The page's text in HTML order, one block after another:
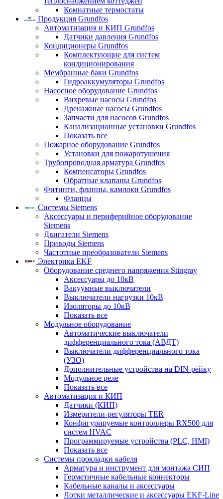
Комнатные термостаты
Продукция Grundfos
Автоматизация и КИП Grundfos
Датчики давления Grundfos
Кондиционеры Grundfos
Комплектующие для систем
кондиционирования
Мембранные баки Grundfos
Гидроаккумуляторы Grundfos
Насосное оборудование Grundfos
Вихревые насосы Grundfos
Дренажные насосы Grundfos
Запчасти для насосов Grundfos
Канализационные установки Grundfos
Показать все
Пожарное оборудование Grundfos
Установки для пожаротушения
Трубопроводная арматура Grundfos
Компенсаторы Grundfos
Обратные клапаны Grundfos
Фитинги, фланцы, камлоки Grundfos
Фланцы
Системы Siemens
Аксессуары и периферийное оборудование
Siemens
Двигатели Siemens
Приводы Siemens
Частотные преобразователи Siemens
Электрика EKF
Оборудование среднего напряжения Stingray
Аксессуары до 10кВ
Вакуумные выключатели
Выключатели нагрузки 10кВ
Изоляторы до 10кВ
Показать все
Модульное оборудование
Автоматические выключатели
дифференциального тока (АВДТ)
Выключатели дифференциального тока
(УЗО)
Дополнительные устройства на DIN-рейку
Модульное реле
Показать все
Автоматизация и КИП
Датчики (КИП)
Измерители-регуляторы TER
Конфигурируемые контроллеры RX500 для
систем HVAC
Программируемые устройства (PLC, HMI)
Показать все
Системы прокладки кабеля
Арматура и инструмент для монтажа СИП
Герметичные кабельные коннекторы
Кабельные каналы и аксессуары
Лотки металлические и аксессуары EKF-Line